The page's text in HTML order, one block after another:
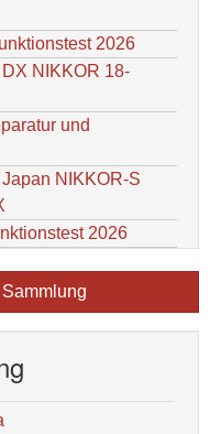
2026
NIKKOR 18-
und
NIKKOR-S
2026